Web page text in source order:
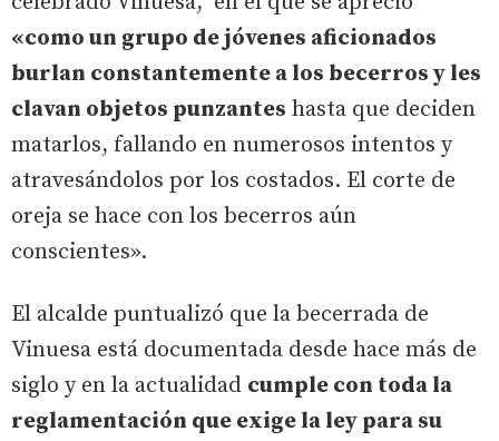
«como un grupo de jóvenes aficionados
burlan constantemente a los becerros y les
clavan objetos punzantes hasta que deciden
matarlos, fallando en numerosos intentos y
atravesándolos por los costados. El corte de
oreja se hace con los becerros aún
conscientes».
El alcalde puntualizó que la becerrada de
Vinuesa está documentada desde hace más de
siglo y en la actualidad cumple con toda la
reglamentación que exige la ley para su